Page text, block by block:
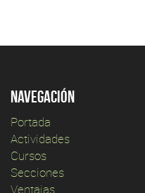
Navegación
Portada
Actividades
Cursos
Secciones
Ventajas